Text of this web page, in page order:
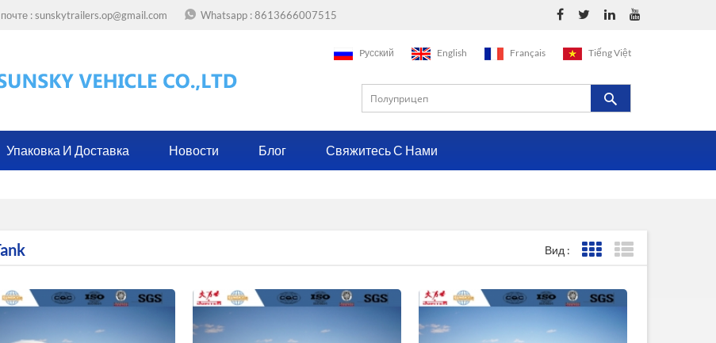
:sunskytrailers.op@gmail.com Whatsapp :8613666007515
Pусский English Français Tiếng Việt
Упаковка И Доставка Новости Блог Свяжитесь С Нами
Вид : Представление сетки